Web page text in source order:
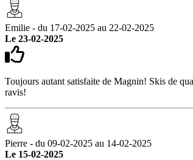
Emilie - du 17-02-2025 au 22-02-2025
Le 23-02-2025
Toujours autant satisfaite de Magnin! Skis de
ravis!
Pierre - du 09-02-2025 au 14-02-2025
Le 15-02-2025